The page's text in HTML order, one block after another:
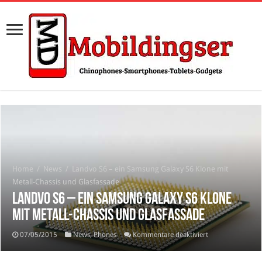
Home / News /
Landvo S6 – ein Samsung Galaxy S6 Klone mit
Metall-Chassis und Glasfassade
Landvo S6 – ein Samsung Galaxy S6 Klone
mit Metall-Chassis und Glasfassade
07/05/2015 News,Phones Kommentare deaktiviertfür